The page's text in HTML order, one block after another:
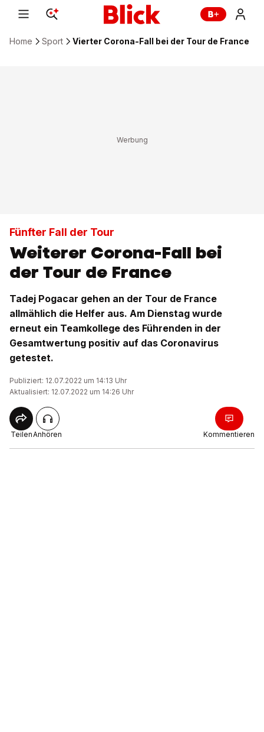
Home Sport Vierter Corona-Fall bei der Tour de France
Fünfter Fall der Tour
Weiterer Corona-Fall bei
der Tour de France
Tadej Pogacar gehen an der Tour de France
allmählich die Helfer aus. Am Dienstag wurde
erneut ein Teamkollege des Führenden in der
Gesamtwertung positiv auf das Coronavirus
getestet.
Publiziert: 12.07.2022 um 14:13 Uhr
Aktualisiert: 12.07.2022 um 14:26 Uhr
TeilenAnhören Kommentieren